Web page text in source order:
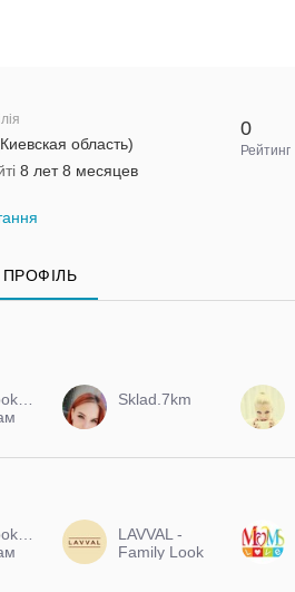
область)
8 лет 8 месяцев
0
Рейтинг
ПРОФІЛЬ
Sklad.7km
LAVVAL -
Family Look